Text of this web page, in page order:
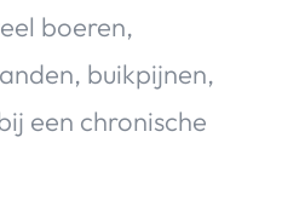
boeren,
buikpijnen,
een chronische